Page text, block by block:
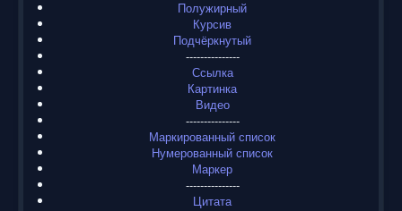
Полужирный
Курсив
Подчёркнутый
---------------
Ссылка
Картинка
Видео
---------------
Маркированный список
Нумерованный список
Маркер
---------------
Цитата